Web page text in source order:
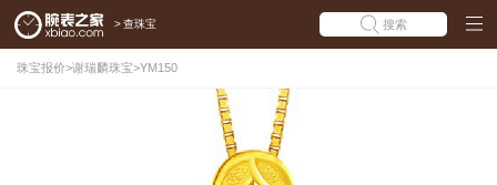
> 查珠宝 搜索
珠宝报价>谢瑞麟珠宝>YM150